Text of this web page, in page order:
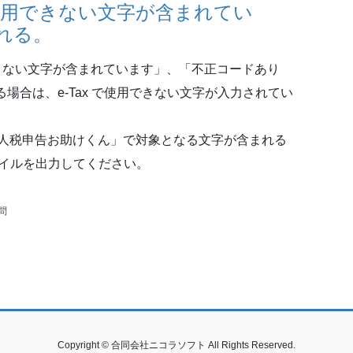
できない文字が含まれてい
。
い文字が含まれています」、「不正コードあり
合は、e-Tax で使用できない文字が入力されてい
税申告お助けくん」で対象となる文字が含まれる
ルを出力してください。
Copyright © 合同会社ニコラソフト All Rights Reserved.